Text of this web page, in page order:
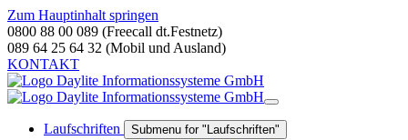
Zum Hauptinhalt springen
0800 88 00 089 (Freecall dt.Festnetz)
089 64 25 64 32 (Mobil und Ausland)
KONTAKT
Laufschriften Submenu for "Laufschriften"